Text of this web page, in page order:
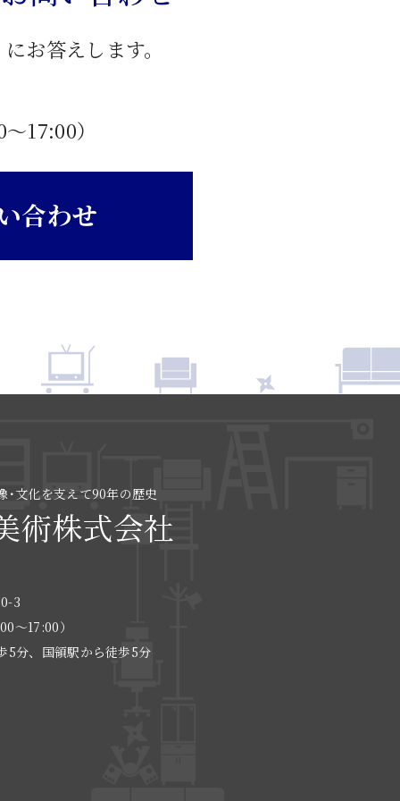
お答えします。
〜17:00）
合わせ
･文化を支えて90年の歴史
術株式会社
3
〜17:00）
分、国領駅から徒歩5分